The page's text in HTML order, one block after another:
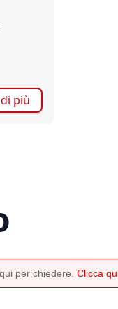
più
per chiedere. Clicca